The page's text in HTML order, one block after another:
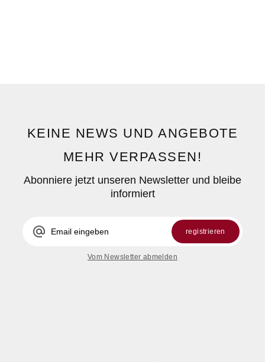
KEINE NEWS UND ANGEBOTE
MEHR VERPASSEN!
Abonniere jetzt unseren Newsletter und bleibe
informiert
alternate_email registrieren
Vom Newsletter abmelden